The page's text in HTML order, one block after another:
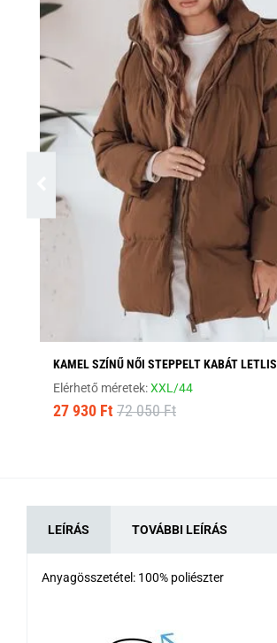
KAMEL SZÍNŰ NŐI STEPPELT KABÁT LETLIS
Elérhető méretek:XXL/44
27 930 Ft 72 050 Ft
LEÍRÁS TOVÁBBI LEÍRÁS
Anyagösszetétel: 100% poliészter